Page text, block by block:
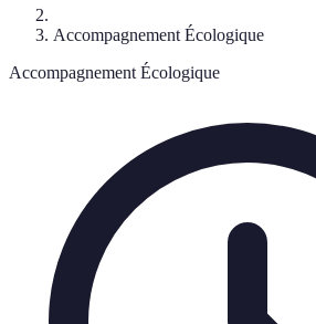
Accompagnement Écologique
Accompagnement Écologique